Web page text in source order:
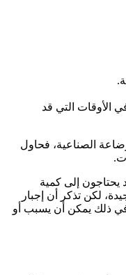
الأوقات التي قد
الصناعية، فحاول
يحتاجون إلى كمية
لكن تذكر أن إجبار
في ذلك يمكن أن يسبب أو